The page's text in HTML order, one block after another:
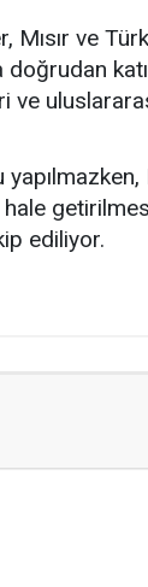
Mısır ve
doğrudan
ve
ediliyor.